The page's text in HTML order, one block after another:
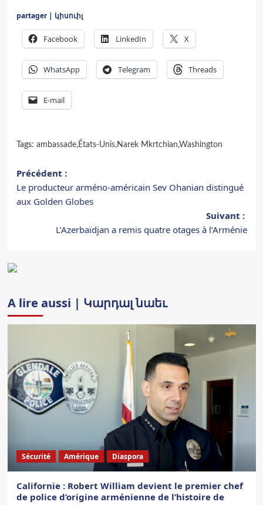
partager | կիսուիլ
Facebook LinkedIn X
WhatsApp Telegram Threads
E-mail
Tags: ambassade,États-Unis,Narek Mkrtchian,Washington
Navigation
d’article
Précédent :
Le producteur arméno-américain Sev Ohanian distingué
aux Golden Globes
Suivant :
L’Azerbaïdjan a remis quatre otages à l’Arménie
A lire aussi | Կարդալ նաեւ
Sécurité Amérique Diaspora
Californie : Robert William devient le premier chef
de police d’origine arménienne de l’histoire de